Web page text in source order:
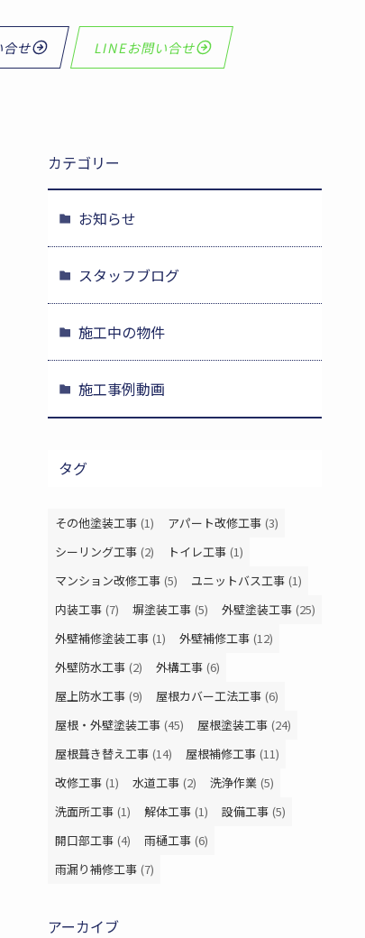
合せ LINEお問い合せ
カテゴリー
お知らせ
スタッフブログ
施工中の物件
施工事例動画
タグ
その他塗装工事 (1) アパート改修工事 (3)
シーリング工事 (2) トイレ工事 (1)
マンション改修工事 (5) ユニットバス工事 (1)
内装工事 (7) 塀塗装工事 (5) 外壁塗装工事 (25)
外壁補修塗装工事 (1) 外壁補修工事 (12)
外壁防水工事 (2) 外構工事 (6)
屋上防水工事 (9) 屋根カバー工法工事 (6)
屋根・外壁塗装工事 (45) 屋根塗装工事 (24)
屋根葺き替え工事 (14) 屋根補修工事 (11)
改修工事 (1) 水道工事 (2) 洗浄作業 (5)
洗面所工事 (1) 解体工事 (1) 設備工事 (5)
開口部工事 (4) 雨樋工事 (6)
雨漏り補修工事 (7)
アーカイブ